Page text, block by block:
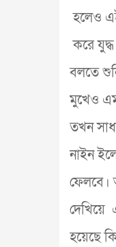
হলেও
করে
বলতে
মুখেও
তখন
নাইন
ফেলবে।
দেখিয়ে
হয়েছে